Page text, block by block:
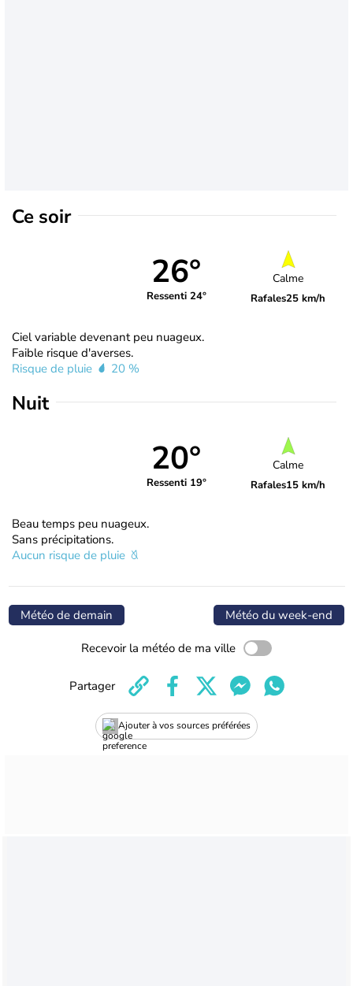
Ce soir
26°
Ressenti 24°
Calme
Rafales25 km/h
Ciel variable devenant peu nuageux.
Faible risque d'averses.
Risque de pluie
20 %
Nuit
20°
Ressenti 19°
Calme
Rafales15 km/h
Beau temps peu nuageux.
Sans précipitations.
Aucun risque de pluie
Météo de demain Météo du week-end
Recevoir la météo de ma ville
Ajouter à vos sources préférées
Partager